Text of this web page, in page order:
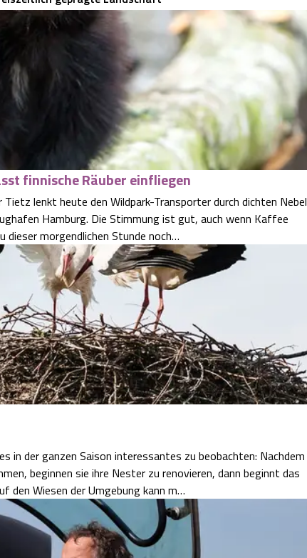
finnische Räuber einfliegen
Tietz lenkt heute den Wildpark-Transporter durch dichten Nebel
Hamburg. Die Stimmung ist gut, auch wenn Kaffee
dieser morgendlichen Stunde noch…
in der ganzen Saison interessantes zu beobachten: Nachdem
beginnen sie ihre Nester zu renovieren, dann beginnt das
den Wiesen der Umgebung kann m…